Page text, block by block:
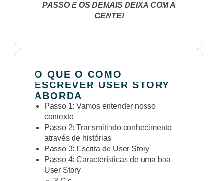
PASSO E OS DEMAIS DEIXA COM A
GENTE!
O QUE O COMO
ESCREVER USER STORY
ABORDA
Passo 1: Vamos entender nosso
contexto
Passo 2: Transmitindo conhecimento
através de histórias
Passo 3: Escrita de User Story
Passo 4: Características de uma boa
User Story